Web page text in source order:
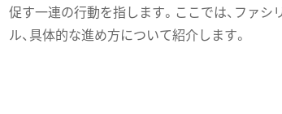
促す一連の行動を指します。ここでは、ファシ
ル、具体的な進め方について紹介します。